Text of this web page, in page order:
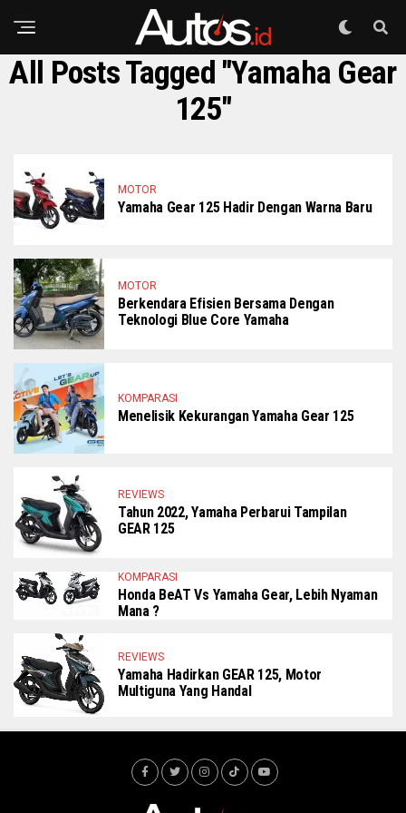
All Posts Tagged "Yamaha Gear
125"
MOTOR
Yamaha Gear 125 Hadir Dengan Warna Baru
MOTOR
Berkendara Efisien Bersama Dengan
Teknologi Blue Core Yamaha
KOMPARASI
Menelisik Kekurangan Yamaha Gear 125
REVIEWS
Tahun 2022, Yamaha Perbarui Tampilan
GEAR 125
KOMPARASI
Honda BeAT Vs Yamaha Gear, Lebih Nyaman
Mana ?
REVIEWS
Yamaha Hadirkan GEAR 125, Motor
Multiguna Yang Handal